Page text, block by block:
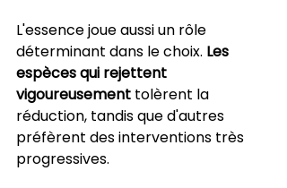
L'essence joue aussi un rôle
déterminant dans le choix. Les
espèces qui rejettent
vigoureusement tolèrent la
réduction, tandis que d'autres
préfèrent des interventions très
progressives.